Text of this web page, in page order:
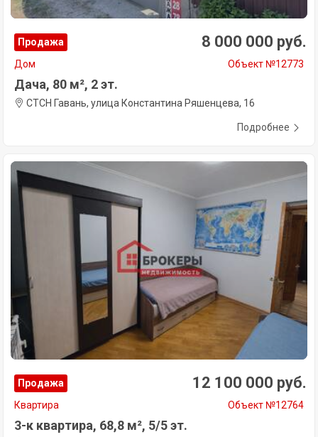
Продажа 8 000 000 руб.
Дом Объект №12773
Дача, 80 м², 2 эт.
СТСН Гавань, улица Константина Ряшенцева, 16
Подробнее
Продажа 12 100 000 руб.
Квартира Объект №12764
3-к квартира, 68,8 м², 5/5 эт.